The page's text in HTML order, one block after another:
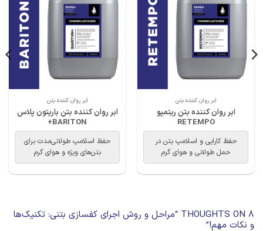
ابر روان کننده بتن
ابر روان کننده بتن ریتمپو
RETEMPO
حفظ کارایی و اسلامپ بتن در
حمل طولانی و هوای گرم
ابر روان کننده بتن
ابر روان کننده بتن باریتون پلاس
BARITON+
حفظ اسلامپ طولانی‌مدت برای
بتن‌های ویژه و هوای گرم
8 THOUGHTS ON “ مراحل و روش اجرای کفسازی بتنی: تکنیک‌ها
و نکات مهم!”